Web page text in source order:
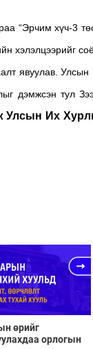
“Эрчим хүч-3
хэлэлцээрийг
явуулав. Улсын
дэмжсэн тул
Улсын Их
өрийг
орлогын